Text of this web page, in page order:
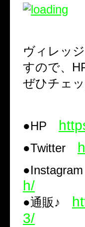
ヴィレッ
すので、
ぜひチェ
●HP
●Twitter
h/
●通販♪
3/